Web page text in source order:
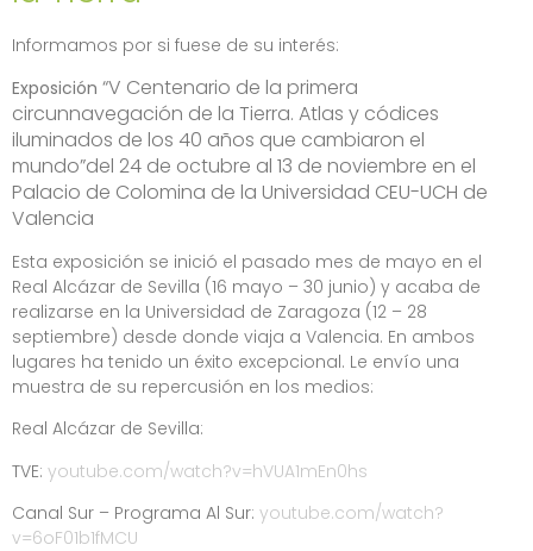
Informamos por si fuese de su interés:
Exposición “V Centenario de la primera
circunnavegación de la Tierra. Atlas y códices
iluminados de los 40 años que cambiaron el
mundo”del 24 de octubre al 13 de noviembre en el
Palacio de Colomina de la Universidad CEU-UCH de
Valencia
Esta exposición se inició el pasado mes de mayo en el
Real Alcázar de Sevilla (16 mayo – 30 junio) y acaba de
realizarse en la Universidad de Zaragoza (12 – 28
septiembre) desde donde viaja a Valencia. En ambos
lugares ha tenido un éxito excepcional. Le envío una
muestra de su repercusión en los medios:
Real Alcázar de Sevilla:
TVE: youtube.com/watch?v=hVUA1mEn0hs
Canal Sur – Programa Al Sur: youtube.com/watch?
v=6oF01b1fMCU